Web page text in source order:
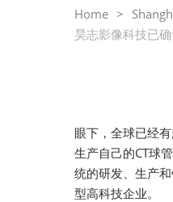
Home
昊志影像科技已
眼下，全球已经
生产自己的CT球
统的研发、生产
型高科技企业。